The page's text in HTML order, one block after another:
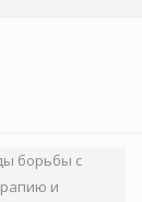
борьбы с
и